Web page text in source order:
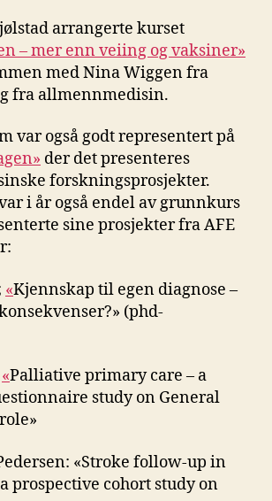
arrangerte kurset
– mer enn veiing og vaksiner»
med Nina Wiggen fra
fra allmennmedisin.
var også godt representert på
der det presenteres
forskningsprosjekter.
i år også endel av grunnkurs
sine prosjekter fra AFE
«Kjennskap til egen diagnose –
(phd-
«Palliative primary care – a
study on General
«Stroke follow-up in
prospective cohort study on